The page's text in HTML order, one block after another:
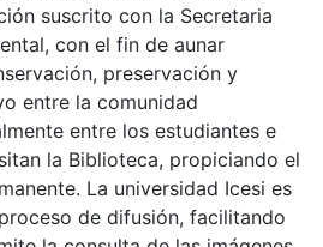
suscrito con la Secretaria
con el fin de aunar
preservación y
entre la comunidad
entre los estudiantes e
la Biblioteca, propiciando el
La universidad Icesi es
de difusión, facilitando